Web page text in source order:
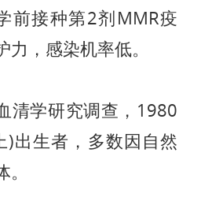
前接种第2剂MMR疫
，感染机率低。
清学研究调查，1980
)出生者，多数因自然